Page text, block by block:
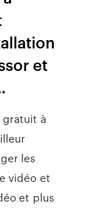
et
à
les
vidéo et
et plus